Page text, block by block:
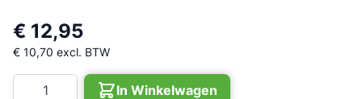
€ 12,95
€ 10,70 excl. BTW
Aantal
In Winkelwagen